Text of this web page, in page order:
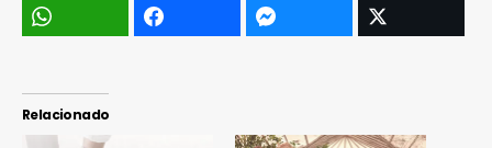
Relacionado